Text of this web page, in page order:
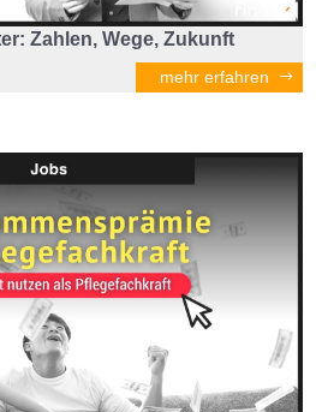
Zahlen, Wege, Zukunft
mehr erfahren